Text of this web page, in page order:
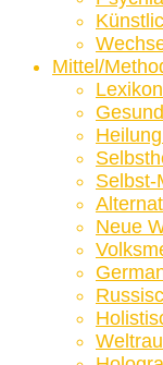
Mittel/
Lexikon
Selbst-
Neue